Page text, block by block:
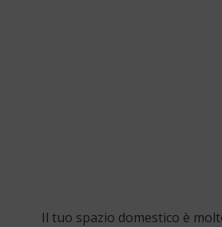
Il tuo spazio domestico è